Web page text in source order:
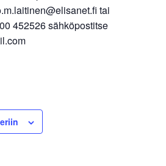
tai
452526 sähköpostitse